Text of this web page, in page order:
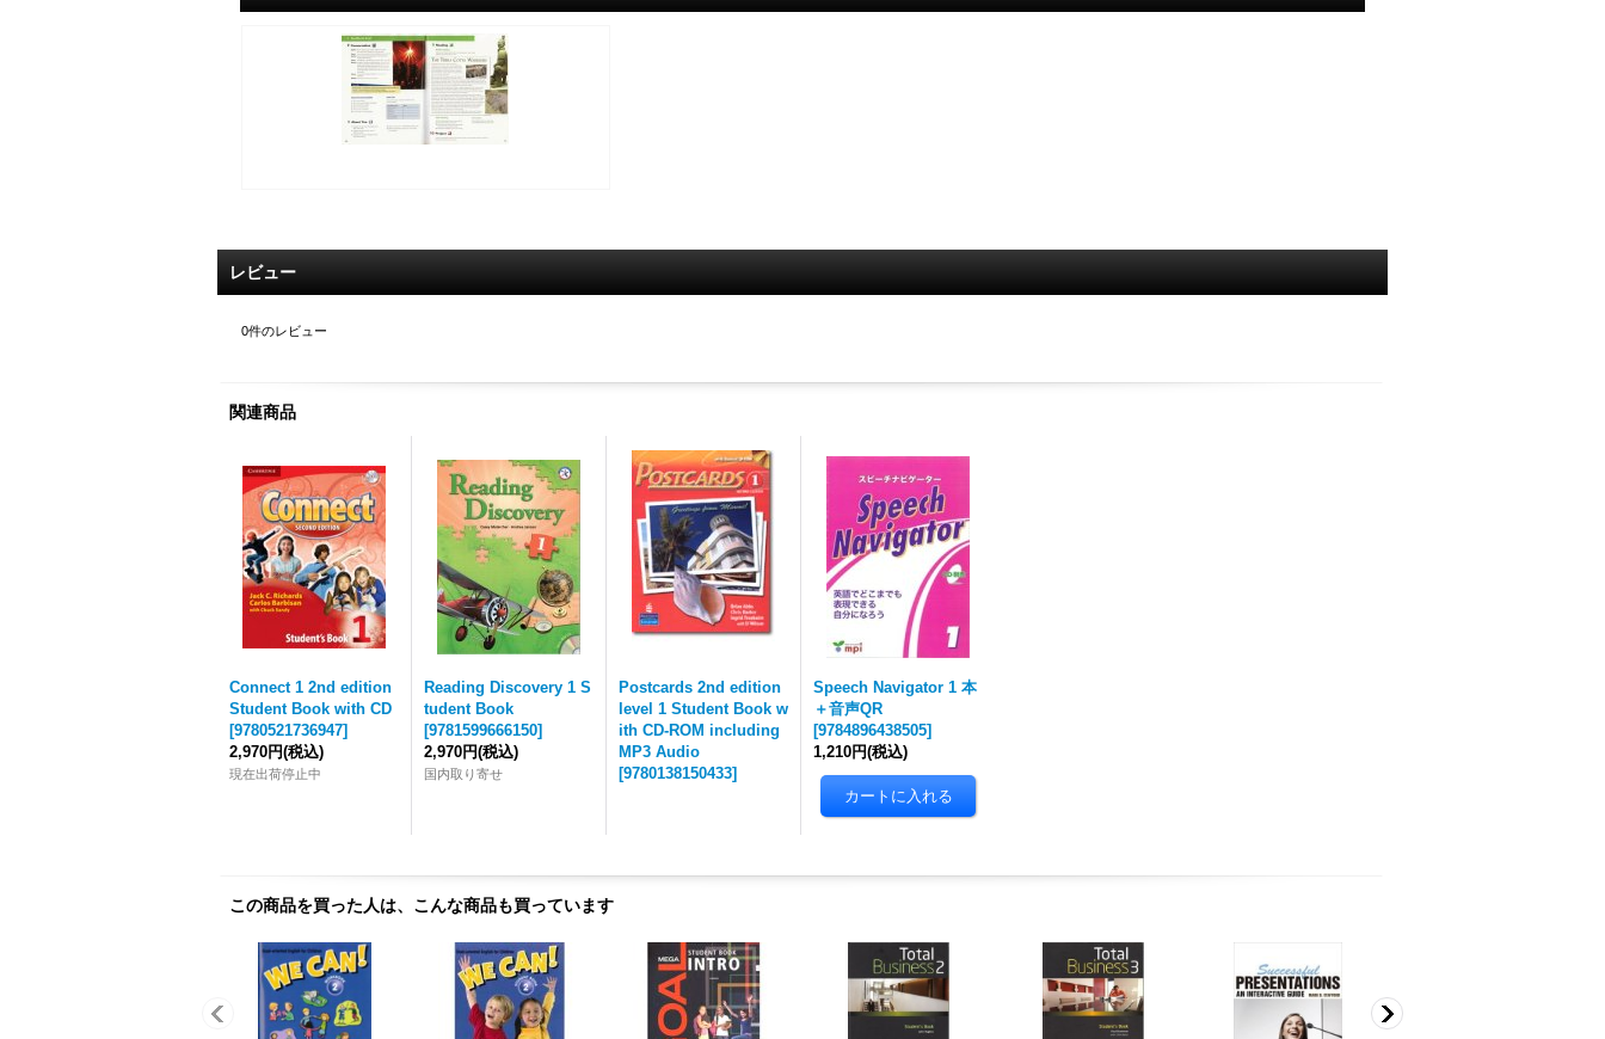
レビュー
0件のレビュー
関連商品
Connect 1 2nd edition
Student Book with CD
[9780521736947]
2,970円(税込)
現在出荷停止中
Reading Discovery 1 S
tudent Book
[9781599666150]
2,970円(税込)
国内取り寄せ
Postcards 2nd edition
level 1 Student Book w
ith CD-ROM including
MP3 Audio
[9780138150433]
Speech Navigator 1 本
＋音声QR
[9784896438505]
1,210円(税込)
この商品を買った人は、こんな商品も買っています